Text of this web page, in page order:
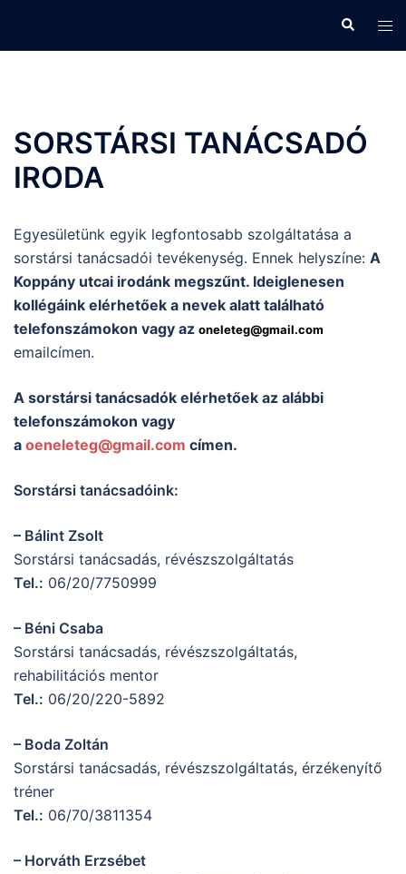
Search
SORSTÁRSI TANÁCSADÓ
IRODA
Egyesületünk egyik legfontosabb szolgáltatása a
sorstársi tanácsadói tevékenység. Ennek helyszíne: A
Koppány utcai irodánk megszűnt. Ideiglenesen
kollégáink elérhetőek a nevek alatt található
telefonszámokon vagy az oneleteg@gmail.com
emailcímen.
A sorstársi tanácsadók elérhetőek az alábbi
telefonszámokon vagy
a oeneleteg@gmail.com címen.
Sorstársi tanácsadóink:
– Bálint Zsolt
Sorstársi tanácsadás, révészszolgáltatás
Tel.: 06/20/7750999
– Béni Csaba
Sorstársi tanácsadás, révészszolgáltatás,
rehabilitációs mentor
Tel.: 06/20/220-5892
– Boda Zoltán
Sorstársi tanácsadás, révészszolgáltatás, érzékenyítő
tréner
Tel.: 06/70/3811354
– Horváth Erzsébet